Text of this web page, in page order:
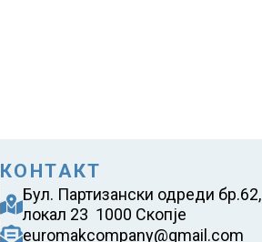
КОНТАКТ
Бул. Партизански одреди бр.62,
локал 23 1000 Скопје
euromakcompany@gmail.com